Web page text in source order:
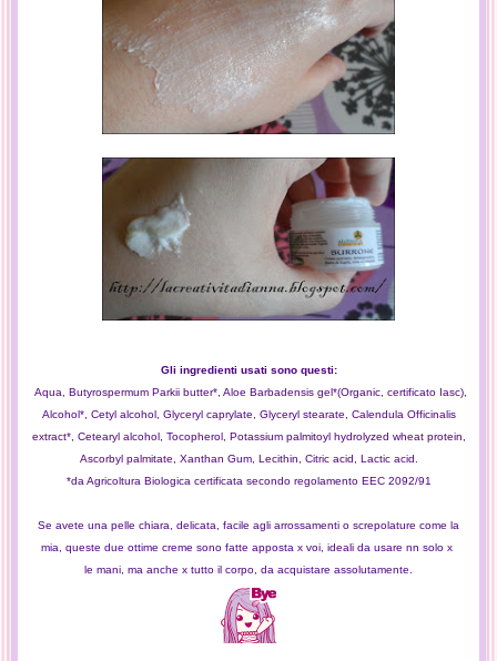
Gli ingredienti usati sono questi:
Aqua, Butyrospermum Parkii butter*, Aloe Barbadensis gel*(Organic, certificato Iasc),
Alcohol*, Cetyl alcohol, Glyceryl caprylate, Glyceryl stearate, Calendula Officinalis
extract*, Cetearyl alcohol, Tocopherol, Potassium palmitoyl hydrolyzed wheat protein,
Ascorbyl palmitate, Xanthan Gum, Lecithin, Citric acid, Lactic acid.
*da Agricoltura Biologica certificata secondo regolamento EEC 2092/91
Se avete una pelle chiara, delicata, facile agli arrossamenti o screpolature come la
mia, queste due ottime creme sono fatte apposta x voi, ideali da usare nn solo x
le mani, ma anche x tutto il corpo, da acquistare assolutamente.